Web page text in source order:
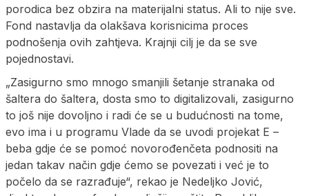
porodica bez obzira na materijalni status. Ali to nije sve.
Fond nastavlja da olakšava korisnicima proces
podnošenja ovih zahtjeva. Krajnji cilj je da se sve
pojednostavi.
„Zasigurno smo mnogo smanjili šetanje stranaka od
šaltera do šaltera, dosta smo to digitalizovali, zasigurno
to još nije dovoljno i radi će se u budućnosti na tome,
evo ima i u programu Vlade da se uvodi projekat E –
beba gdje će se pomoć novorođenčeta podnositi na
jedan takav način gdje ćemo se povezati i već je to
počelo da se razrađuje“, rekao je Nedeljko Jović,